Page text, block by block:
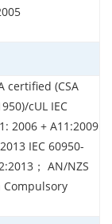
certified (CSA
cUL IEC
2006 + A11:2009
IEC 60950-
； AN/NZS
Compulsory